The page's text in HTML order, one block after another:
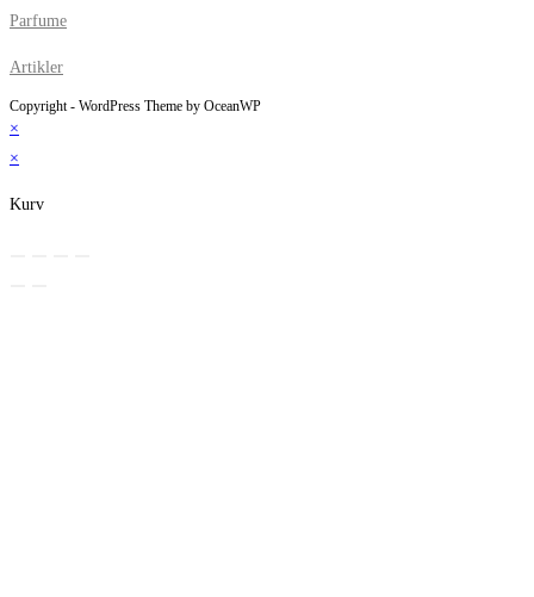
Parfume
Artikler
Copyright - WordPress Theme by OceanWP
×
×
Kurv